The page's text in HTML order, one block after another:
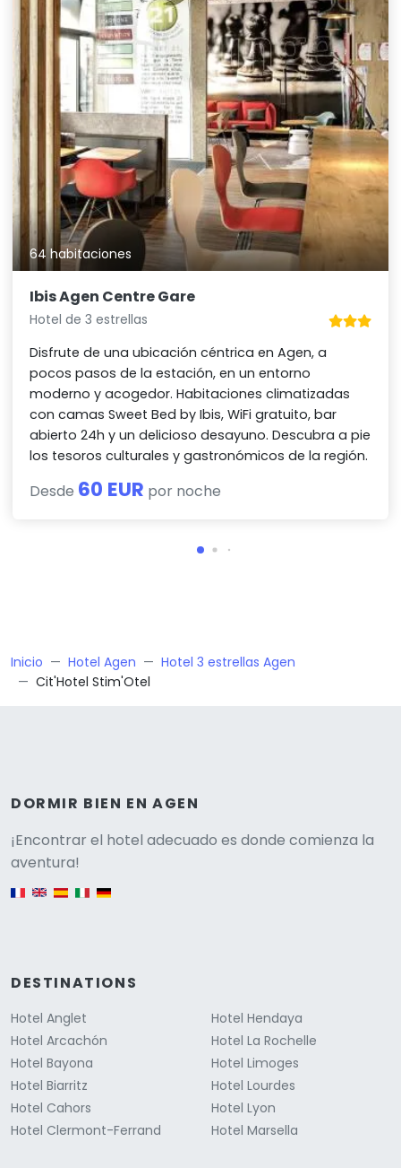
64 habitaciones
Ibis Agen Centre Gare
Hotel de 3 estrellas
Disfrute de una ubicación céntrica en Agen, a
pocos pasos de la estación, en un entorno
moderno y acogedor. Habitaciones climatizadas
con camas Sweet Bed by Ibis, WiFi gratuito, bar
abierto 24h y un delicioso desayuno. Descubra a pie
los tesoros culturales y gastronómicos de la región.
Desde 60 EUR por noche
Inicio Hotel Agen
Hotel 3 estrellas Agen
Cit'Hotel Stim'Otel
DORMIR BIEN EN AGEN
¡Encontrar el hotel adecuado es donde comienza la
aventura!
English version
DESTINATIONS
Hotel Anglet
Hotel Arcachón
Hotel Bayona
Hotel Biarritz
Hotel Cahors
Hotel Clermont-Ferrand
Hotel Hendaya
Hotel La Rochelle
Hotel Limoges
Hotel Lourdes
Hotel Lyon
Hotel Marsella